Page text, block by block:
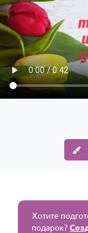
Хотите
подарок?